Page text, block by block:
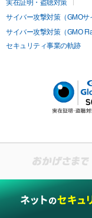
実在証明・盗聴対策
サイバー攻撃対策（GMOサ
サイバー攻撃対策（GMO
セキュリティ事業の軌跡